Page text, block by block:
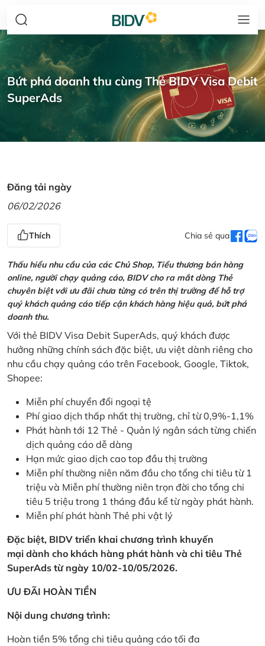
Bứt phá doanh thu cùng Thẻ BIDV Visa Debit
SuperAds
Đăng tải ngày
06/02/2026
Thích Chia sẻ qua
Thấu hiểu nhu cầu của các Chủ Shop, Tiểu thương bán hàng
online, người chạy quảng cáo, BIDV cho ra mắt dòng Thẻ
chuyên biệt với ưu đãi chưa từng có trên thị trường để hỗ trợ
quý khách quảng cáo tiếp cận khách hàng hiệu quả, bứt phá
doanh thu.
Với thẻ BIDV Visa Debit SuperAds, quý khách được
hưởng những chính sách đặc biệt, ưu việt dành riêng cho
nhu cầu chạy quảng cáo trên Facebook, Google, Tiktok,
Shopee:
Miễn phí chuyển đổi ngoại tệ
Phí giao dịch thấp nhất thị trường, chỉ từ 0,9%-1,1%
Phát hành tới 12 Thẻ - Quản lý ngân sách từng chiến
dịch quảng cáo dễ dàng
Hạn mức giao dịch cao top đầu thị trường
Miễn phí thường niên năm đầu cho tổng chi tiêu từ 1
triệu và Miễn phí thường niên trọn đời cho tổng chi
tiêu 5 triệu trong 1 tháng đầu kể từ ngày phát hành.
Miễn phí phát hành Thẻ phi vật lý
Đặc biệt, BIDV triển khai chương trình khuyến
mại dành cho khách hàng phát hành và chi tiêu Thẻ
SuperAds từ ngày 10/02-10/05/2026.
ƯU ĐÃI HOÀN TIỀN
Nội dung chương trình:
Hoàn tiền 5% tổng chi tiêu quảng cáo tối đa